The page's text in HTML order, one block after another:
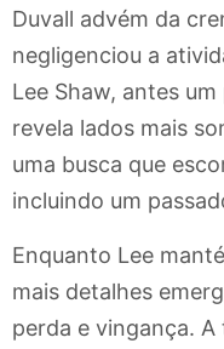
Duvall advém da
negligenciou a
Lee Shaw, antes
revela lados mais
uma busca que
incluindo um
Enquanto Lee
mais detalhes
perda e vingança.